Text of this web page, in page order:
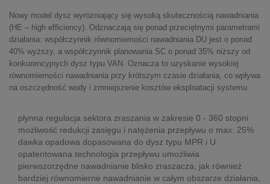
Nowy model dysz wyróżniający się wysoką skutecznością nawadniania
(HE – high efficiency). Odznaczają się ponad przeciętnymi parametrami
działania: współczynnik równomierności nawadniania DU jest o ponad
40% wyższy, a współczynnik planowania SC o ponad 35% niższy od
konkurencyjnych dysz typu VAN. Oznacza to uzyskanie wysokiej
równomierności nawadniania przy krótszym czasie działania, co wpływa
na oszczędność wody i zmniejszenie kosztów eksploatacji systemu.
płynna regulacja sektora zraszania w zakresie 0 - 360 stopni
możliwość redukcji zasięgu i natężenia przepływu o max. 25%
dawka opadowa dopasowana do dysz typu MPR i U
opatentowana technologia przepływu umożliwia
pierwszorzędne nawadnianie blisko zraszacza, jak również
bardziej równomierne nawadnianie w całym obszarze działania,